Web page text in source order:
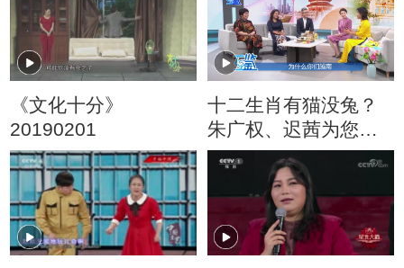
《文化十分》
20190201
十二生肖有猫没兔？
朱广权、迟茜为您送
上猫年祝福